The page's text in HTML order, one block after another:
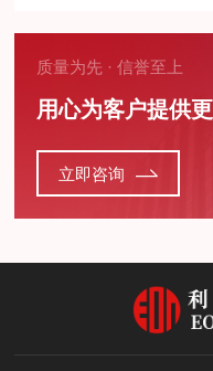
质量为先 · 信誉至上
用心为客户提供
立即咨询